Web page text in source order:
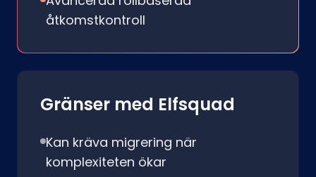
åtkomstkontroll
Gränser med Elfsquad
Kan kräva migrering när
komplexiteten ökar